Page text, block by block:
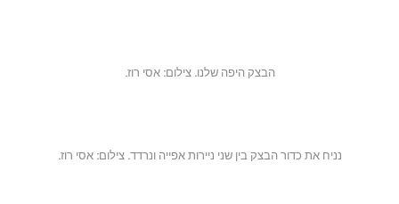
הבצק היפה שלנו. צילום: אסי רוז.
נניח את כדור הבצק בין שני ניירות אפייה ונרדד. צילום: אסי רוז.